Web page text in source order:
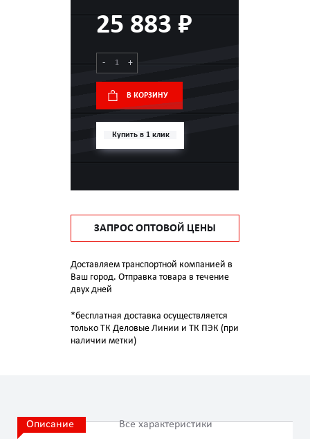
25 883 ₽
- +
В КОРЗИНУ
Купить в 1 клик
ЗАПРОС ОПТОВОЙ ЦЕНЫ
Доставляем транспортной компанией в
Ваш город. Отправка товара в течение
двух дней
*бесплатная доставка осуществляется
только ТК Деловые Линии и ТК ПЭК (при
наличии метки)
Описание Все характеристики